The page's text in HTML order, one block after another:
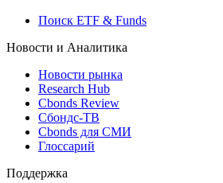
Виджет: Карта процентных ставок
ETF & Funds
Поиск ETF & Funds
Новости и Аналитика
Новости рынка
Research Hub
Cbonds Review
Сбондс-ТВ